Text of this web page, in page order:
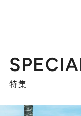
特集